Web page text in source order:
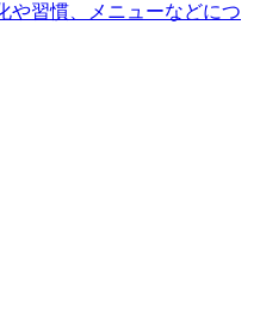
や習慣、メニューなどにつ